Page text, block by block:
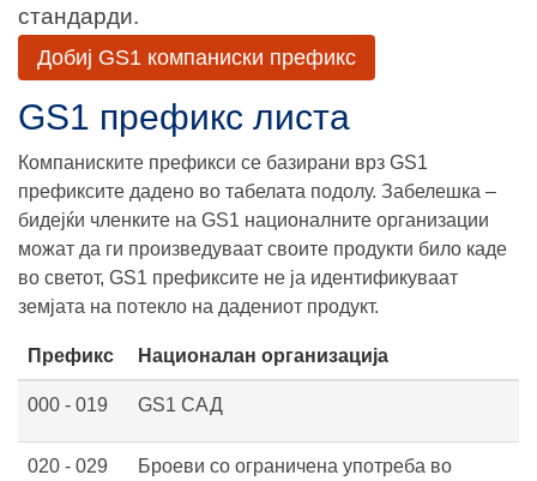
стандарди.
Добиј GS1 компаниски префикс
GS1 префикс листа
Компаниските префикси се базирани врз GS1
префиксите дадено во табелата подолу. Забелешка –
бидејќи членките на GS1 националните организации
можат да ги произведуваат своите продукти било каде
во светот, GS1 префиксите не ја идентификуваат
земјата на потекло на дадениот продукт.
Префикс Националан организација
000 - 019 GS1 САД
020 - 029
Броеви со ограничена употреба во